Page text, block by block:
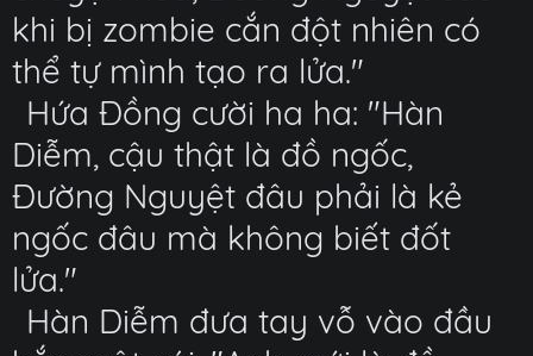
khi bị zombie cắn đột nhiên có
thể tự mình tạo ra lửa."
Hứa Đồng cười ha ha: "Hàn
Diễm, cậu thật là đồ ngốc,
Đường Nguyệt đâu phải là kẻ
ngốc đâu mà không biết đốt
lửa."
Hàn Diễm đưa tay vỗ vào đầu